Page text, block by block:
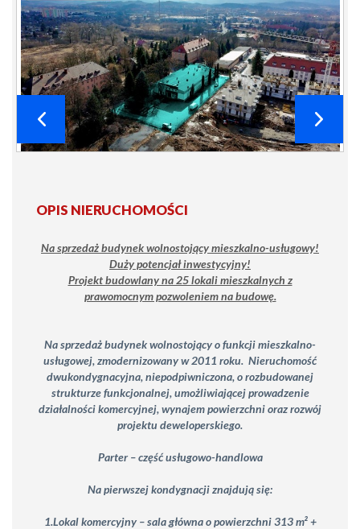
OPIS NIERUCHOMOŚCI
Na sprzedaż budynek wolnostojący mieszkalno-usługowy!
Duży potencjał inwestycyjny!
Projekt budowlany na 25 lokali mieszkalnych z
prawomocnym pozwoleniem na budowę.
Na sprzedaż budynek wolnostojący o funkcji mieszkalno-
usługowej, zmodernizowany w 2011 roku. Nieruchomość
dwukondygnacyjna, niepodpiwniczona, o rozbudowanej
strukturze funkcjonalnej, umożliwiającej prowadzenie
działalności komercyjnej, wynajem powierzchni oraz rozwój
projektu deweloperskiego.
Parter – część usługowo-handlowa
Na pierwszej kondygnacji znajdują się:
1.Lokal komercyjny – sala główna o powierzchni 313 m² +